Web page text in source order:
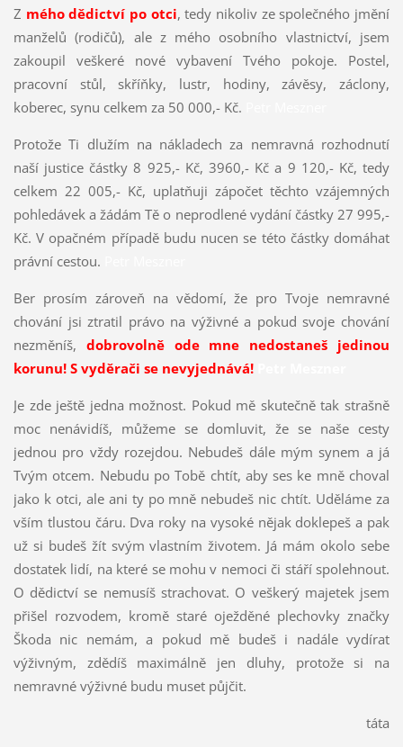
Z mého dědictví po otci, tedy nikoliv ze společného jmění
manželů (rodičů), ale z mého osobního vlastnictví, jsem
zakoupil veškeré nové vybavení Tvého pokoje. Postel,
pracovní stůl, skříňky, lustr, hodiny, závěsy, záclony,
koberec, synu celkem za 50 000,- Kč.
Protože Ti dlužím na nákladech za nemravná rozhodnutí
naší justice částky 8 925,- Kč, 3960,- Kč a 9 120,- Kč, tedy
celkem 22 005,- Kč, uplatňuji zápočet těchto vzájemných
pohledávek a žádám Tě o neprodlené vydání částky 27 995,-
Kč. V opačném případě budu nucen se této částky domáhat
právní cestou.
Ber prosím zároveň na vědomí, že pro Tvoje nemravné
chování jsi ztratil právo na výživné a pokud svoje chování
nezměníš, dobrovolně ode mne nedostaneš jedinou
korunu! S vyděrači se nevyjednává!
Je zde ještě jedna možnost. Pokud mě skutečně tak strašně
moc nenávidíš, můžeme se domluvit, že se naše cesty
jednou pro vždy rozejdou. Nebudeš dále mým synem a já
Tvým otcem. Nebudu po Tobě chtít, aby ses ke mně choval
jako k otci, ale ani ty po mně nebudeš nic chtít. Uděláme za
vším tlustou čáru. Dva roky na vysoké nějak doklepeš a pak
už si budeš žít svým vlastním životem. Já mám okolo sebe
dostatek lidí, na které se mohu v nemoci či stáří spolehnout.
O dědictví se nemusíš strachovat. O veškerý majetek jsem
přišel rozvodem, kromě staré oježděné plechovky značky
Škoda nic nemám, a pokud mě budeš i nadále vydírat
výživným, zdědíš maximálně jen dluhy, protože si na
nemravné výživné budu muset půjčit.
táta